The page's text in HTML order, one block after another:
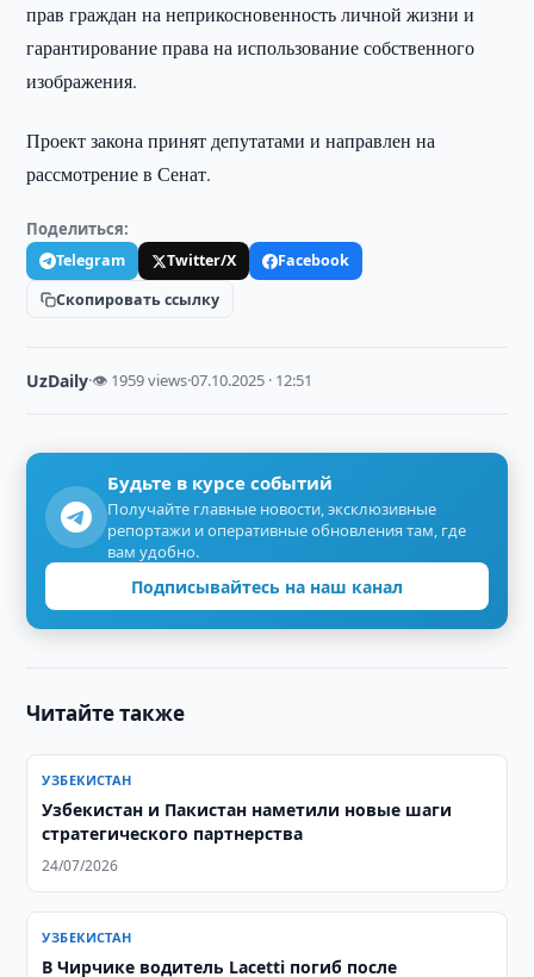
прав граждан на неприкосновенность личной жизни и
гарантирование права на использование собственного
изображения.
Проект закона принят депутатами и направлен на
рассмотрение в Сенат.
Поделиться:
Telegram Twitter/X
Facebook
Скопировать ссылку
UzDaily·👁 1959 views·07.10.2025 · 12:51
Будьте в курсе событий
Получайте главные новости, эксклюзивные
репортажи и оперативные обновления там, где
вам удобно.
Подписывайтесь на наш канал
Читайте также
УЗБЕКИСТАН
Узбекистан и Пакистан наметили новые шаги
стратегического партнерства
24/07/2026
УЗБЕКИСТАН
В Чирчике водитель Lacetti погиб после